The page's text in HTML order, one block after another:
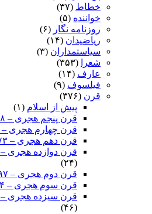
خطاط (۳۷)
خواننده (۵)
روزنامه نگار (۶)
ریاضیدان (۱۴)
سیاستمداران (۳)
شعرا
(۳۵۳)
عارف (۱۴)
فیلسوف (۹)
قرن (۳۷۶)
پیش از اسلام (۱)
قرن پنجم هجری – ۳۸۸ الی ۴۸۵ شمسی
قرن چهارم هجری – ۲۹۱ الی ۳۸۸ شمسی
قرن دهم هجری – ۸۷۳ الی ۹۷۰ شمسی
قرن دوازده هجری – ۱۰۶۷ الی ۱۱۶۴ شمسی
(۲۴)
قرن دوم هجری – ۹۷ الی ۱۹۴ شمسی
قرن سوم هجری – ۱۹۴ الی ۲۹۱ شمسی
قرن سیزده هجری – ۱۱۶۴ الی ۱۲۶۱ شمسی
(۴۶)